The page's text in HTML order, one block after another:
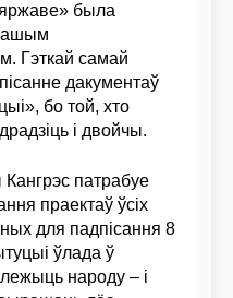
была
Гэткай самай
дакументаў
бо той, хто
і двойчы.
патрабуе
праектаў ўсіх
для падпісання 8
ўлада ў
народу – і